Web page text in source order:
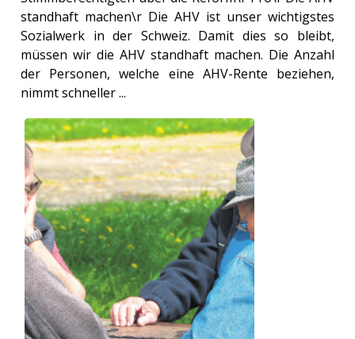
standhaft machen\r Die AHV ist unser wichtigstes
Sozialwerk in der Schweiz. Damit dies so bleibt,
müssen wir die AHV standhaft machen. Die Anzahl
der Personen, welche eine AHV-Rente beziehen,
nimmt schneller ...